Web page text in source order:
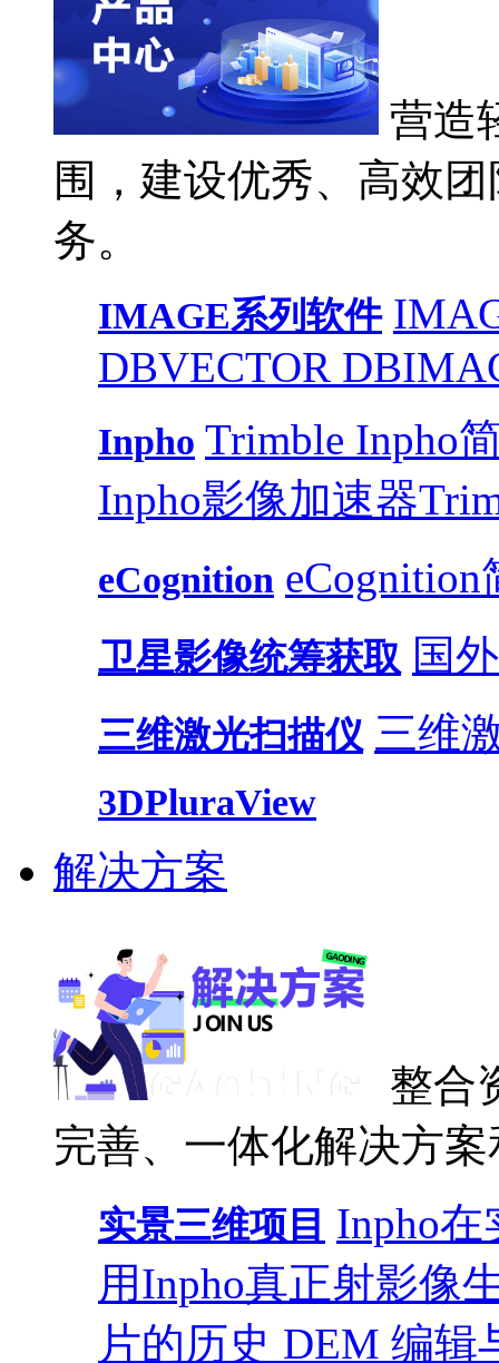
营造
围，建设优秀、高效
务。
IMAGE系列软件
DBVECTOR DB
Inpho Trimble Inpho
Inpho影像加速器
eCognition eCognition
卫星影像统筹获取 国
三维激光扫描仪 三维
3DPluraView
解决方案
整合
完善、一体化解决方
实景三维项目 Inpho
用Inpho真正射影像
片的历史 DEM 编辑